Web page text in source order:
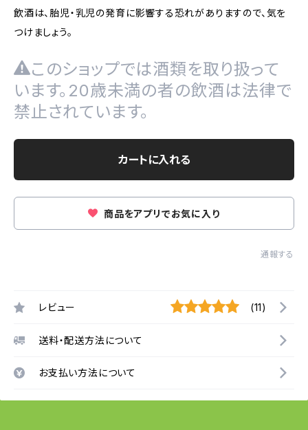
飲酒は、胎児・乳児の発育に影響する恐れがありますので、気を
つけましょう。
このショップでは酒類を取り扱って
います。20歳未満の者の飲酒は法律で
禁止されています。
カートに入れる
商品をアプリでお気に入り
通報する
レビュー (11)
送料・配送方法について
お支払い方法について